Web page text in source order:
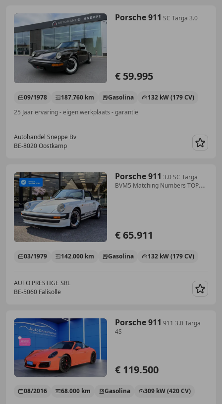
Porsche 911 SC Targa 3.0
€ 59.995
09/1978 187.760 km Gasolina
132 kW (179 CV)
25 Jaar ervaring - eigen werkplaats - garantie
Autohandel Sneppe Bv
BE-8020 Oostkamp
Porsche 911 3.0 SC Targa
BVM5 Matching Numbers TOP
€ 65.911
03/1979 142.000 km Gasolina 132 kW (179 CV)
AUTO PRESTIGE SRL
BE-5060 Falisolle
Porsche 911 911 3.0 Targa
4S
€ 119.500
08/2016 68.000 km Gasolina 309 kW (420 CV)